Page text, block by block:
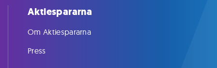
Aktiespararna
Om Aktiespararna
Press